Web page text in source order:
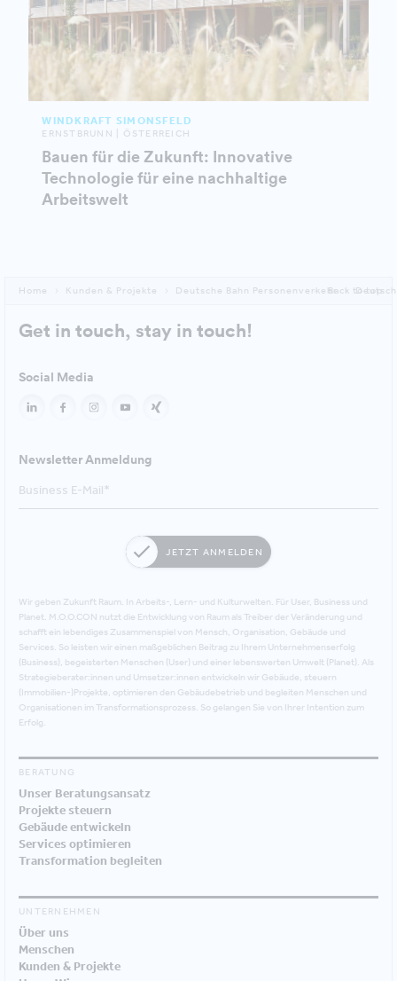
WINDKRAFT SIMONSFELD
ERNSTBRUNN | ÖSTERREICH
Bauen für die Zukunft: Innovative
Technologie für eine nachhaltige
Arbeitswelt
Home Kunden & Projekte Deutsche Bahn PersonenverkehrBack to top
Get in touch, stay in touch!
Social Media
Newsletter Anmeldung
JETZT ANMELDEN
Wir geben Zukunft Raum. In Arbeits-, Lern- und Kulturwelten. Für User, Business und
Planet. M.O.O.CON nutzt die Entwicklung von Raum als Treiber der Veränderung und
schafft ein lebendiges Zusammenspiel von Mensch, Organisation, Gebäude und
Services. So leisten wir einen maßgeblichen Beitrag zu Ihrem Unternehmenserfolg
(Business), begeisterten Menschen (User) und einer lebenswerten Umwelt (Planet). Als
Strategieberater:innen und Umsetzer:innen entwickeln wir Gebäude, steuern
(Immobilien-)Projekte, optimieren den Gebäudebetrieb und begleiten Menschen und
Organisationen im Transformationsprozess. So gelangen Sie von Ihrer Intention zum
Erfolg.
BERATUNG
Unser Beratungsansatz
Projekte steuern
Gebäude entwickeln
Services optimieren
Transformation begleiten
UNTERNEHMEN
Über uns
Menschen
Kunden & Projekte